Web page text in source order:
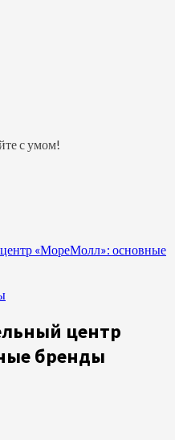
с умом!
«МореМолл»: основные
центр
бренды